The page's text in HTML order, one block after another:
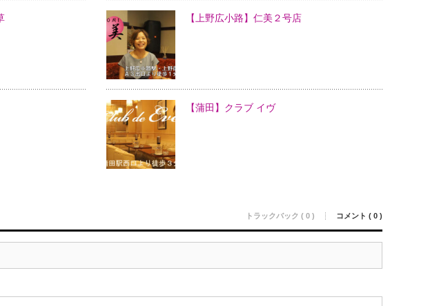
【上野広小路】仁美２号店
【蒲田】クラブ イヴ
トラックバック ( 0 ) コメント ( 0 )